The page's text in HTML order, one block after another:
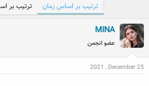
ترتیب بر اساس زمان ترتیب بر
MINA
عضو انجمن
2021 , December 25